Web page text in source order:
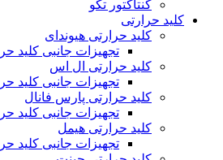
کنتاکتور تکو
کلید حرارتی
کلید حرارتی هیوندای
تجهیزات جانبی کلید
کلید حرارتی ال اس
تجهیزات جانبی کلید
کلید حرارتی پارس فانال
تجهیزات جانبی کلید
کلید حرارتی هیمل
تجهیزات جانبی کلید